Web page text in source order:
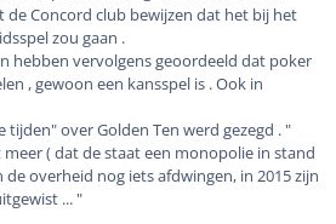
de Concord club bewijzen dat het bij het
zou gaan .
hebben vervolgens geoordeeld dat poker
, gewoon een kansspel is . Ook in
tijden" over Golden Ten werd gezegd . "
( dat de staat een monopolie in stand
overheid nog iets afdwingen, in 2015 zijn
... "